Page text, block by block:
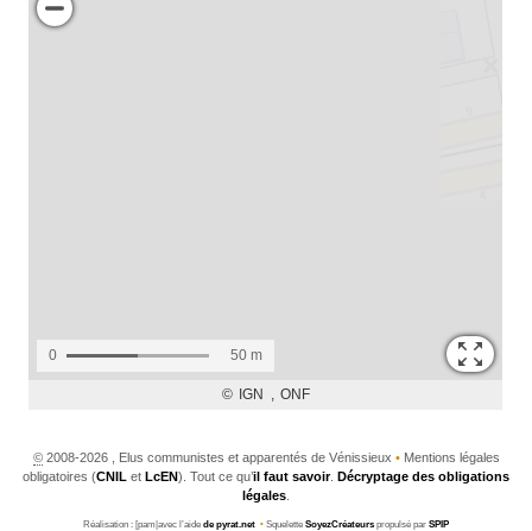
©2008-2026 , Elus communistes et apparentés de Vénissieux •Mentions légales
obligatoires (CNIL et LcEN). Tout ce qu’il faut savoir. Décryptage des obligations
légales
Réalisation : [pam|avec l’aide de pyrat.net • Squelette SoyezCréateurs propulsé par SPIP